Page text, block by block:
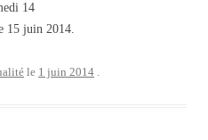
14
15 juin 2014.
le 1 juin 2014 .